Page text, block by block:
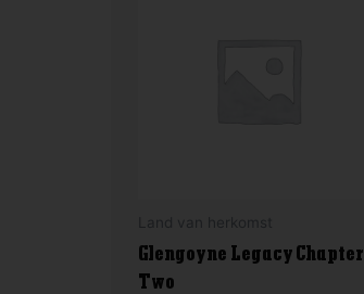
Glengoyne Legacy Chapter
Two